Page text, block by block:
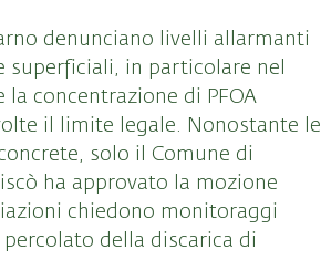
denunciano livelli allarmanti
superficiali, in particolare nel
la concentrazione di PFOA
il limite legale. Nonostante le
solo il Comune di
ha approvato la mozione
chiedono monitoraggi
della discarica di